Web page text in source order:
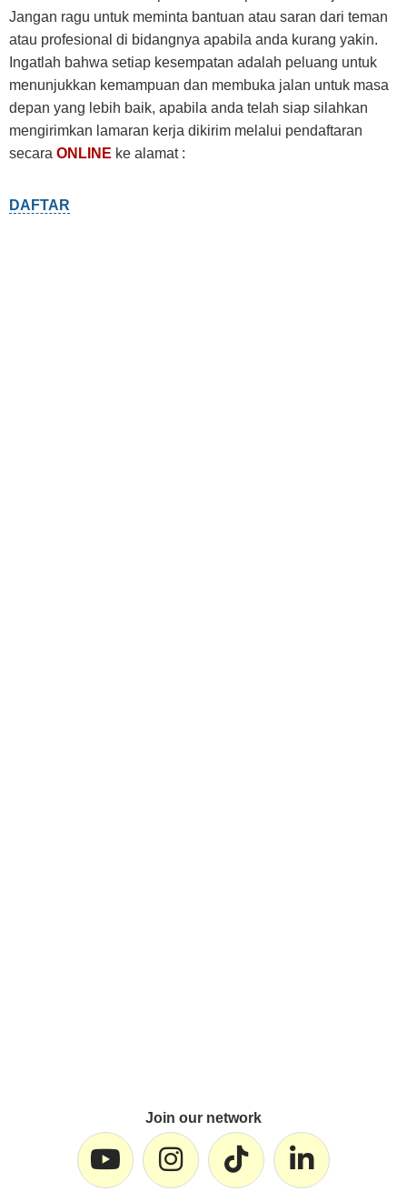
Jangan ragu untuk meminta bantuan atau saran dari teman
atau profesional di bidangnya apabila anda kurang yakin.
Ingatlah bahwa setiap kesempatan adalah peluang untuk
menunjukkan kemampuan dan membuka jalan untuk masa
depan yang lebih baik, apabila anda telah siap silahkan
mengirimkan lamaran kerja dikirim melalui pendaftaran
secara ONLINE ke alamat :
DAFTAR
Join our network